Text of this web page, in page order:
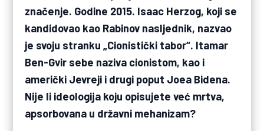
značenje. Godine 2015. Isaac Herzog, koji se
kandidovao kao Rabinov nasljednik, nazvao
je svoju stranku „Cionistički tabor“. Itamar
Ben-Gvir sebe naziva cionistom, kao i
američki Jevreji i drugi poput Joea Bidena.
Nije li ideologija koju opisujete već mrtva,
apsorbovana u državni mehanizam?